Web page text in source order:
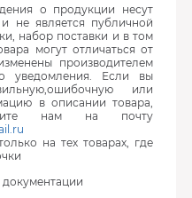
о продукции несут
не является публичной
набор поставки и в том
могут отличаться от
производителем
уведомления. Если вы
или
в описании товара,
нам на почту
на тех товарах, где
документации